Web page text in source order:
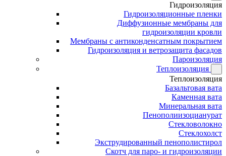
Гидроизоляция
Гидроизоляционные пленки
Диффузионные мембраны для
гидроизоляции кровли
Мембраны с антиконденсатным покрытием
Гидроизоляция и ветрозащита фасадов
Пароизоляция
Теплоизоляция
Теплоизоляция
Базальтовая вата
Каменная вата
Минеральная вата
Пенополиизоцианурат
Стекловолокно
Стеклохолст
Экструдированный пенополистирол
Скотч для паро- и гидроизоляции